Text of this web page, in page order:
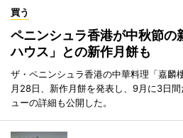
買う
ペニンシュラ香港が中秋節
ハウス」との新作月餅も
ザ・ペニンシュラ香港の中華料理「嘉麟
月28日、新作月餅を発表し、9月に3日
ューの詳細も公開した。